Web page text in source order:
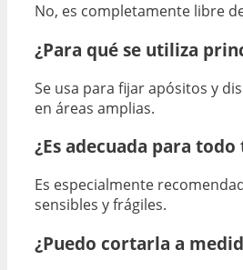
No, es completamente libre
¿Para qué se utiliza
Se usa para fijar apósitos y
en áreas amplias.
¿Es adecuada para
Es especialmente
sensibles y frágiles.
¿Puedo cortarla a